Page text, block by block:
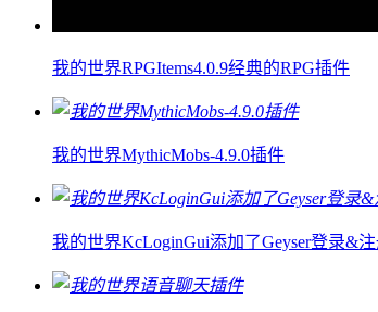
我的世界RPGItems4.0.9经典的RPG插件
我的世界MythicMobs-4.9.0插件
我的世界KcLoginGui添加了Geyser登录&